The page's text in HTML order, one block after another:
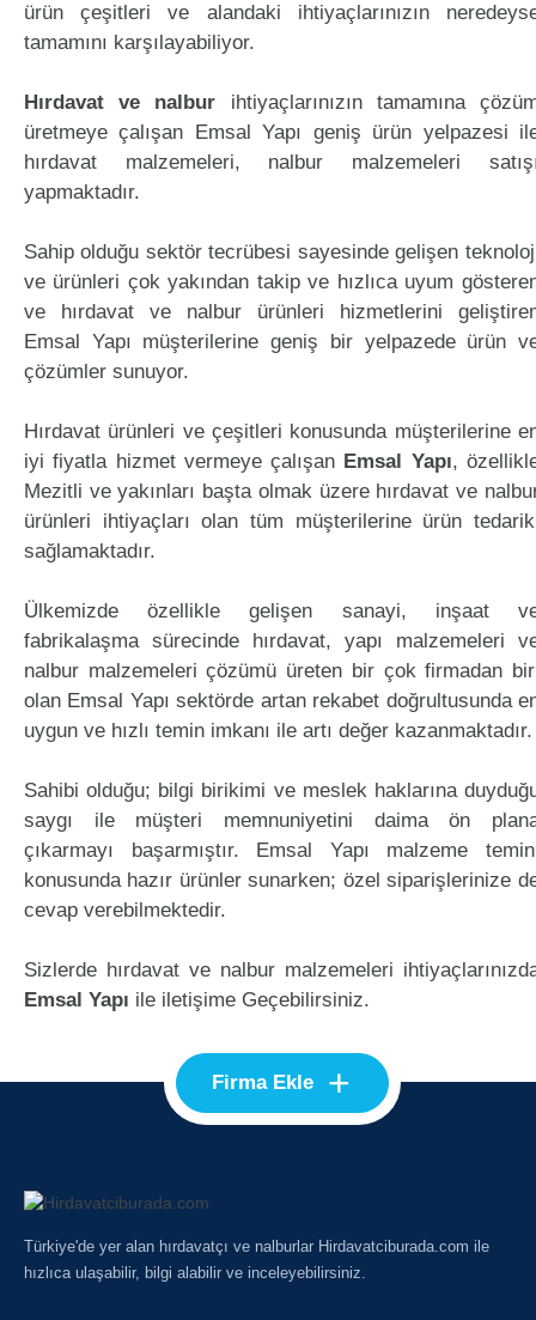
ürün çeşitleri ve alandaki ihtiyaçlarınızın
tamamını karşılayabiliyor.
Hırdavat ve nalbur ihtiyaçlarınızın tamamına
üretmeye çalışan Emsal Yapı geniş ürün yelpazesi
hırdavat malzemeleri, nalbur malzemeleri
yapmaktadır.
Sahip olduğu sektör tecrübesi sayesinde gelişen
ve ürünleri çok yakından takip ve hızlıca uyum
ve hırdavat ve nalbur ürünleri hizmetlerini
Emsal Yapı müşterilerine geniş bir yelpazede ürün
çözümler sunuyor.
Hırdavat ürünleri ve çeşitleri konusunda müşterilerine
iyi fiyatla hizmet vermeye çalışan Emsal Yapı,
Mezitli ve yakınları başta olmak üzere hırdavat ve
ürünleri ihtiyaçları olan tüm müşterilerine ürün
sağlamaktadır.
Ülkemizde özellikle gelişen sanayi, inşaat
fabrikalaşma sürecinde hırdavat, yapı malzemeleri
nalbur malzemeleri çözümü üreten bir çok firmadan
olan Emsal Yapı sektörde artan rekabet doğrultusunda
uygun ve hızlı temin imkanı ile artı değer kazanmaktadır.
Sahibi olduğu; bilgi birikimi ve meslek haklarına
saygı ile müşteri memnuniyetini daima ön
çıkarmayı başarmıştır. Emsal Yapı malzeme
konusunda hazır ürünler sunarken; özel siparişlerinize
cevap verebilmektedir.
Sizlerde hırdavat ve nalbur malzemeleri
Emsal Yapı ile iletişime Geçebilirsiniz.
Firma Ekle +
Türkiye'de yer alan hırdavatçı ve nalburlar Hirdavatciburada.com ile
hızlıca ulaşabilir, bilgi alabilir ve inceleyebilirsiniz.